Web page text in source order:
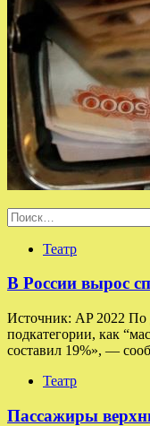
Найти:
Театр
В России вырос
Источник: AP 2022 По
подкатегории, как
составил 19%», —
Театр
Пассажиры